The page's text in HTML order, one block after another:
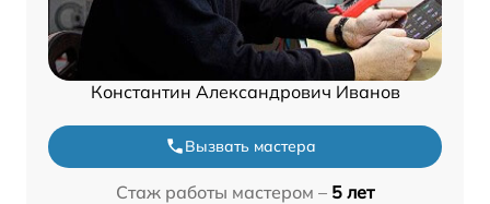
Константин Александрович Иванов
Вызвать мастера
Стаж работы мастером – 5 лет